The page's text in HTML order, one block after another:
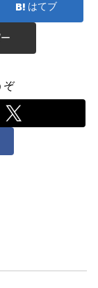
はてブ
ぞ